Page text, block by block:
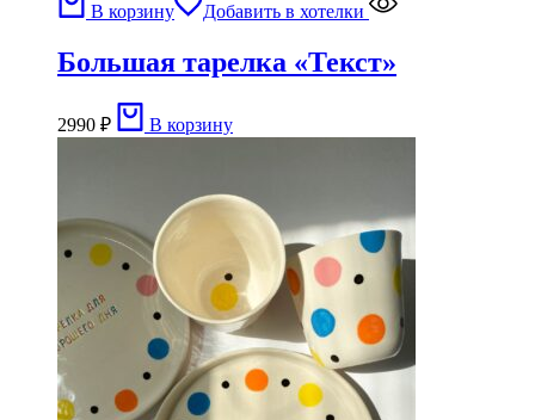
В корзину Добавить в хотелки
Большая тарелка «Текст»
2990 ₽ В корзину